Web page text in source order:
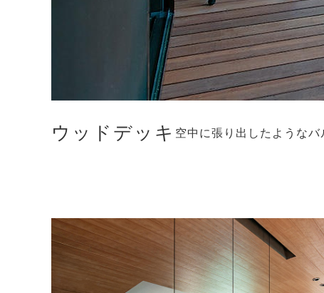
ウッドデッキ 空中に張り出したようなバ